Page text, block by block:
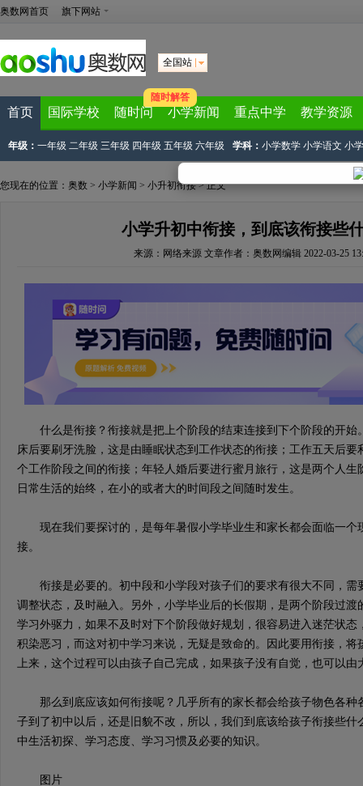
奥数网首页 旗下网站
全国站
首页 国际学校 随时问
随时解答
小学新闻 重点中学 教学资源
年级： 一年级 二年级 三年级 四年级 五年级 六年级 学科： 小学数学 小学语文 小
您现在的位置： 奥数 > 小学新闻 > 小升初衔接> 正文
小学升初中衔接，到底该衔接些
来源： 网络来源文章作者：奥数网编辑 2022-03-25
什么是衔接？衔接就是把上个阶段的结束连接到下个阶段的开始
床后要刷牙洗脸，这是由睡眠状态到工作状态的衔接；工作五天后要
个工作阶段之间的衔接；年轻人婚后要进行蜜月旅行，这是两个人生
日常生活的始终，在小的或者大的时间段之间随时发生。
现在我们要探讨的，是每年暑假小学毕业生和家长都会面临一个
接。
衔接是必要的。初中段和小学段对孩子们的要求有很大不同，需
调整状态，及时融入。另外，小学毕业后的长假期，是两个阶段过渡
学习外驱力，如果不及时对下个阶段做好规划，很容易进入迷茫状态
积染恶习，而这对初中学习来说，无疑是致命的。因此要用衔接，将
上来，这个过程可以由孩子自己完成，如果孩子没有自觉，也可以由
那么到底应该如何衔接呢？几乎所有的家长都会给孩子物色各种
子到了初中以后，还是旧貌不改，所以，我们到底该给孩子衔接些什
中生活初探、学习态度、学习习惯及必要的知识。
图片